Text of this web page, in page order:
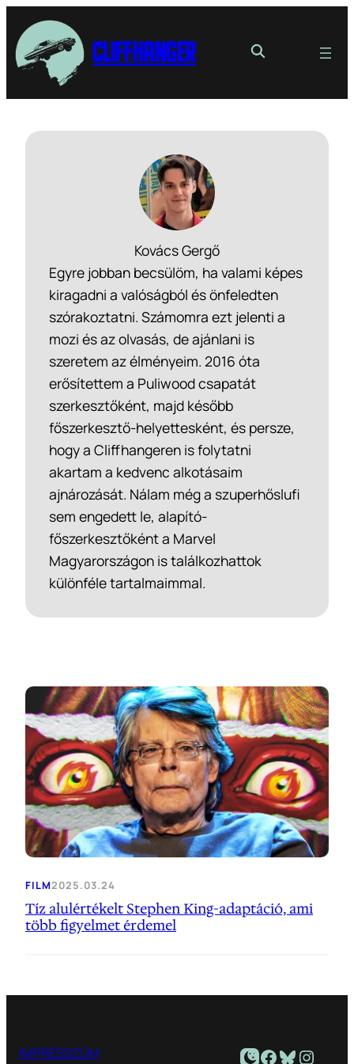
Cliffhanger
Kovács Gergő
Egyre jobban becsülöm, ha valami képes
kiragadni a valóságból és önfeledten
szórakoztatni. Számomra ezt jelenti a
mozi és az olvasás, de ajánlani is
szeretem az élményeim. 2016 óta
erősítettem a Puliwood csapatát
szerkesztőként, majd később
főszerkesztő-helyettesként, és persze,
hogy a Cliffhangeren is folytatni
akartam a kedvenc alkotásaim
ajnározását. Nálam még a szuperhőslufi
sem engedett le, alapító-
főszerkesztőként a Marvel
Magyarországon is találkozhattok
különféle tartalmaimmal.
FILM2025.03.24
Tíz alulértékelt Stephen King-adaptáció, ami
több figyelmet érdemel
IMPRESSZUM Facebook Bluesky Instagram